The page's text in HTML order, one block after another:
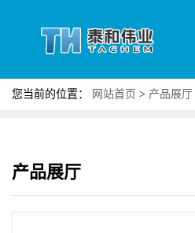
您当前的位置： 网站首页 > 产品展厅
产品展厅